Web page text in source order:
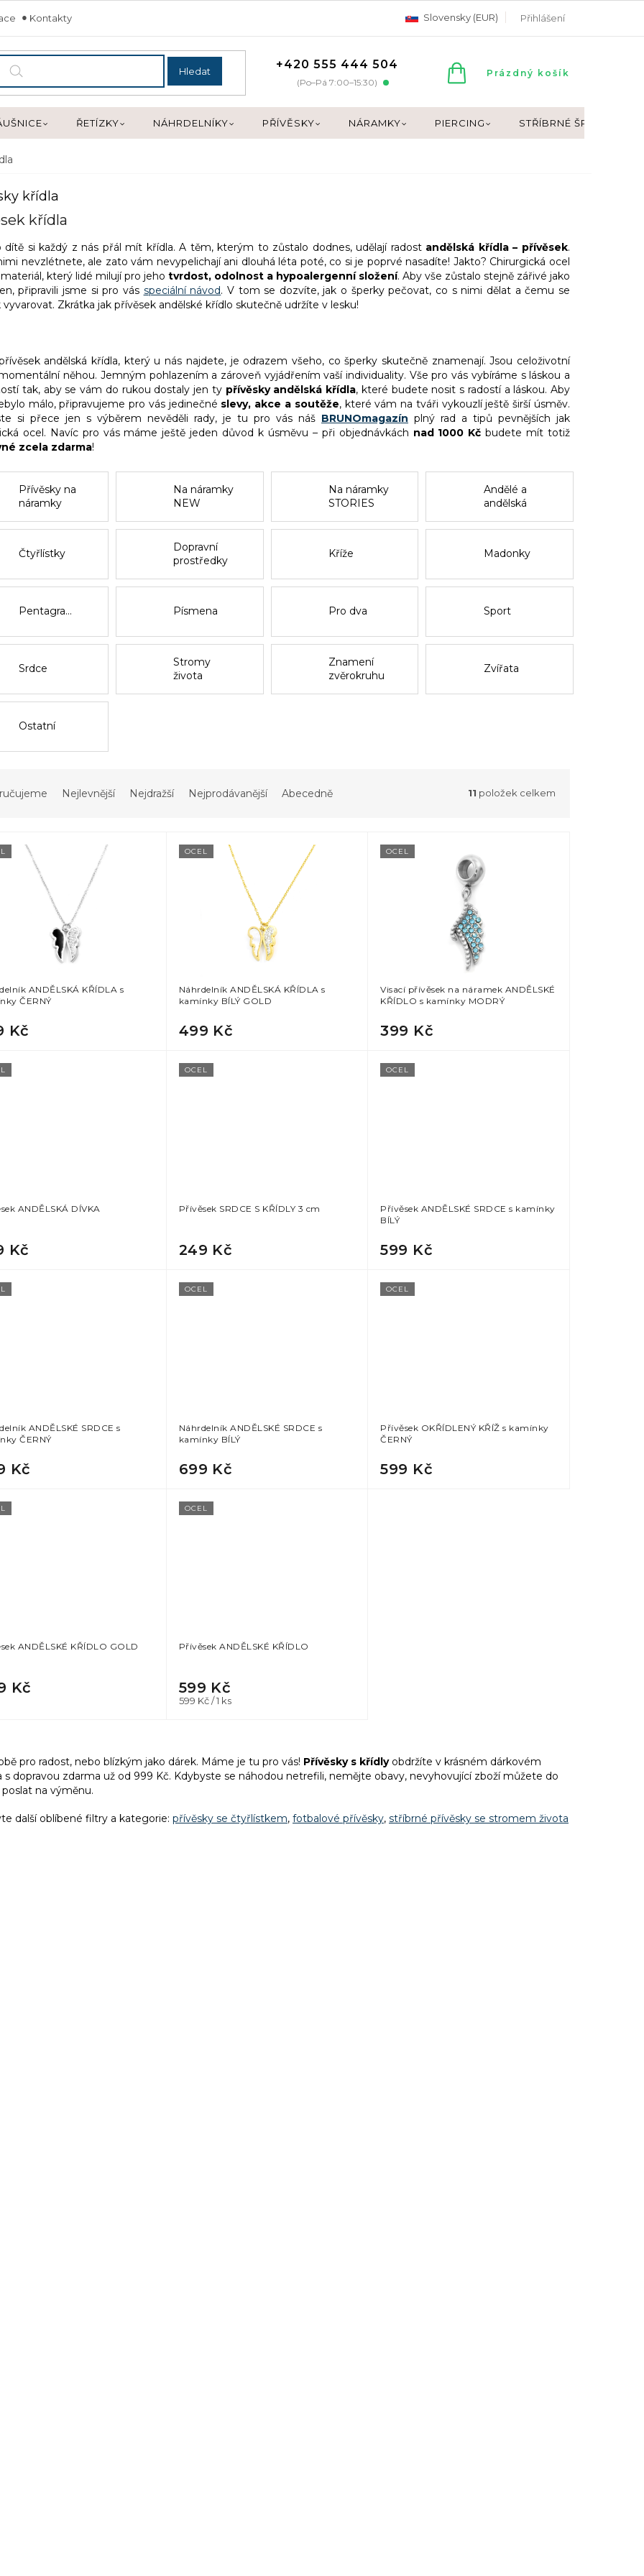
Kontakty Slovensky (EUR) Přihlášení
Hledat +420 555 444 504
(Po–Pá 7:00–15:30)
NÁKUPNÍ
Prázdný košík
ŘETÍZKY NÁHRDELNÍKY PŘÍVĚSKY NÁRAMKY PIERCING STŘÍBRNÉ ŠPERKY
křídla
křídla
dítě si každý z nás přál mít křídla. A těm, kterým to zůstalo dodnes, udělají radost andělská křídla – přívěsek.
nevzlétnete, ale zato vám nevypelichají ani dlouhá léta poté, co si je poprvé nasadíte! Jakto? Chirurgická ocel
který lidé milují pro jeho tvrdost, odolnost a hypoalergenní složení. Aby vše zůstalo stejně zářivé jako
připravili jsme si pro vás speciální návod. V tom se dozvíte, jak o šperky pečovat, co s nimi dělat a čemu se
vyvarovat. Zkrátka jak přívěsek andělské křídlo skutečně udržíte v lesku!
andělská křídla, který u nás najdete, je odrazem všeho, co šperky skutečně znamenají. Jsou celoživotní
něhou. Jemným pohlazením a zároveň vyjádřením vaší individuality. Vše pro vás vybíráme s láskou a
tak, aby se vám do rukou dostaly jen ty přívěsky andělská křídla, které budete nosit s radostí a láskou. Aby
málo, připravujeme pro vás jedinečné slevy, akce a soutěže, které vám na tváři vykouzlí ještě širší úsměv.
si přece jen s výběrem nevěděli rady, je tu pro vás náš BRUNOmagazín plný rad a tipů pevnějších jak
ocel. Navíc pro vás máme ještě jeden důvod k úsměvu – při objednávkách nad 1000 Kč budete mít totiž
zcela zdarma!
Přívěsky na
náramky
Na náramky
NEW
Na náramky
STORIES
Andělé a
andělská
Čtyřlístky
Dopravní
prostředky
Kříže Madonky
Pentagramy Písmena Pro dva Sport
Srdce
Stromy
života
Znamení
zvěrokruhu
Zvířata
Ostatní
Nejlevnější Nejdražší Nejprodávanější Abecedně 11 položek celkem
ANDĚLSKÁ KŘÍDLA s
ČERNÝ
Kč
OCEL
Náhrdelník ANDĚLSKÁ KŘÍDLA s
kamínky BÍLÝ GOLD
499 Kč
OCEL
Visací přívěsek na náramek ANDĚLSKÉ
KŘÍDLO s kamínky MODRÝ
399 Kč
ANDĚLSKÁ DÍVKA
Kč
OCEL
Přívěsek SRDCE S KŘÍDLY 3 cm
249 Kč
OCEL
Přívěsek ANDĚLSKÉ SRDCE s kamínky
BÍLÝ
599 Kč
ANDĚLSKÉ SRDCE s
ČERNÝ
Kč
OCEL
Náhrdelník ANDĚLSKÉ SRDCE s
kamínky BÍLÝ
699 Kč
OCEL
Přívěsek OKŘÍDLENÝ KŘÍŽ s kamínky
ČERNÝ
599 Kč
ANDĚLSKÉ KŘÍDLO GOLD
Kč
OCEL
Přívěsek ANDĚLSKÉ KŘÍDLO
599 Kč
Měrná
599 Kč / 1 ks
l
á
c
pro radost, nebo blízkým jako dárek. Máme je tu pro vás! Přívěsky s křídly obdržíte v krásném dárkovém
s dopravou zdarma už od 999 Kč. Kdybyste se náhodou netrefili, nemějte obavy, nevyhovující zboží můžete do
na výměnu.
další oblíbené filtry a kategorie: přívěsky se čtyřlístkem, fotbalové přívěsky, stříbrné přívěsky se stromem života